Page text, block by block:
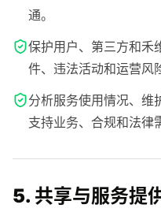
通。
保护用户、第三方和禾
件、违法活动和运营风
分析服务使用情况、维
支持业务、合规和法律
5. 共享与服务提